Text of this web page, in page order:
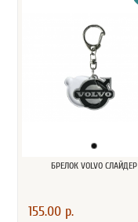
БРЕЛОК VOLVO СЛАЙДЕР
155.00 р.